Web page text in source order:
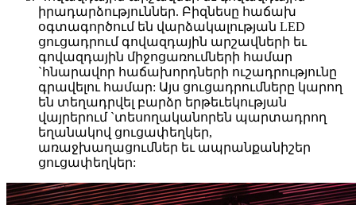
իրադարձություններ. Բիզնեսը հաճախ
օգտագործում են վարձակալության LED
ցուցադրում գովազդային արշավների եւ
գովազդային միջոցառումների համար
`հնարավոր հաճախորդների ուշադրությունը
գրավելու համար: Այս ցուցադրումները կարող
են տեղադրվել բարձր երթեւեկության
վայրերում `տեսողականորեն պարտադրող
եղանակով ցուցափեղկեր,
առաջխաղացումներ եւ ապրանքանիշեր
ցուցափեղկեր: